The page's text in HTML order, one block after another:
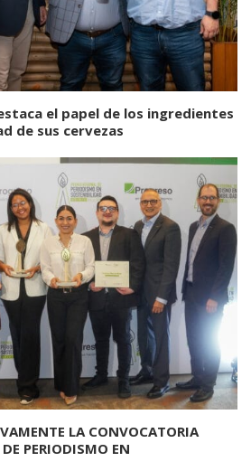
el papel de los ingredientes
de sus cervezas
LA CONVOCATORIA
PERIODISMO EN